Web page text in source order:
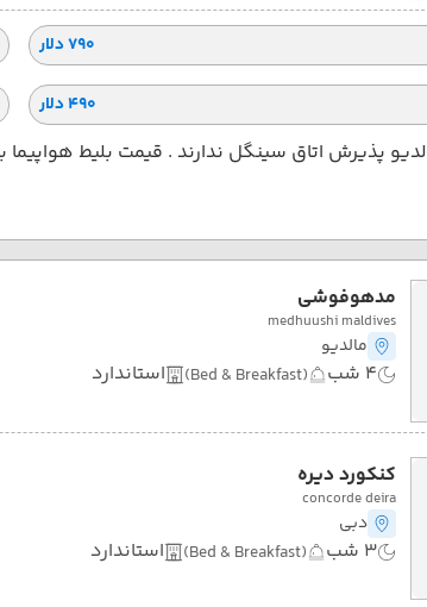
۷۹۰ دلار
۴۹۰ دلار
پذیرش اتاق سینگل ندارند . قیمت بلیط
مدهوفوشی
medhuushi maldives
مالدیو
4 شب (Bed & Breakfast) استاندارد
کنکورد دیره
concorde deira
دبی
3 شب (Bed & Breakfast) استاندارد